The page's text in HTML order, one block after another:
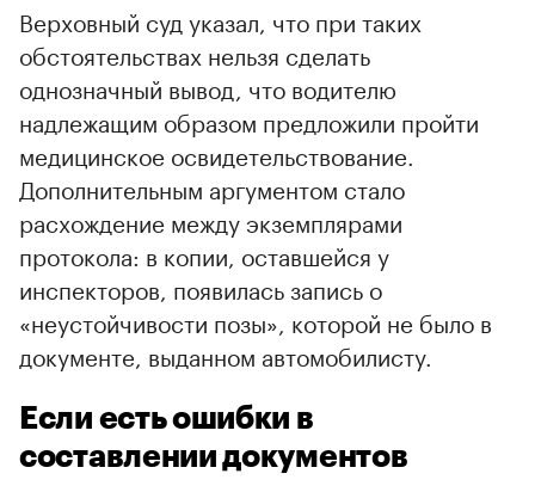
Верховный суд указал, что при таких
обстоятельствах нельзя сделать
однозначный вывод, что водителю
надлежащим образом предложили пройти
медицинское освидетельствование.
Дополнительным аргументом стало
расхождение между экземплярами
протокола: в копии, оставшейся у
инспекторов, появилась запись о
«неустойчивости позы», которой не было в
документе, выданном автомобилисту.
Если есть ошибки в
составлении документов